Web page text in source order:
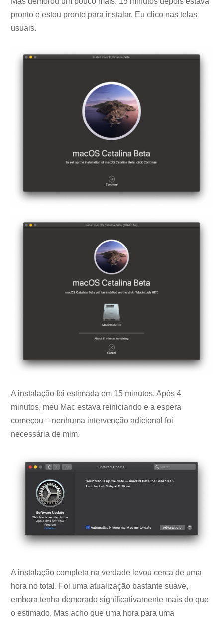
pronto e estou pronto para instalar. Eu clico nas telas
usuais.
A instalação foi estimada em 15 minutos. Após 4
minutos, meu Mac estava reiniciando e a espera
começou – nenhuma intervenção adicional foi
necessária de mim.
A instalação completa na verdade levou cerca de uma
hora no total. Foi uma atualização bastante suave,
embora tenha demorado significativamente mais do que
o estimado. Mas acho que uma hora para uma